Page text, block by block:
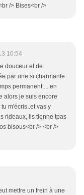
/> Bises<br />
10:54
douceur et de
par une si charmante
permanent.....en
alors je suis encore
m'écris..et vas y
rideaux, ils tienne tpas
bisous<br /> <br />
mettre un frein à une